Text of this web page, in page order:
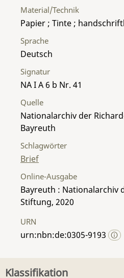
Material/Technik
Papier ; Tinte ;
Sprache
Deutsch
Signatur
NA I A 6 b Nr. 41
Quelle
Nationalarchiv der
Bayreuth
Schlagwörter
Brief
Online-Ausgabe
Bayreuth : Nationalarchiv
Stiftung, 2020
URN
urn:nbn:de:0305-9193
Klassifikation